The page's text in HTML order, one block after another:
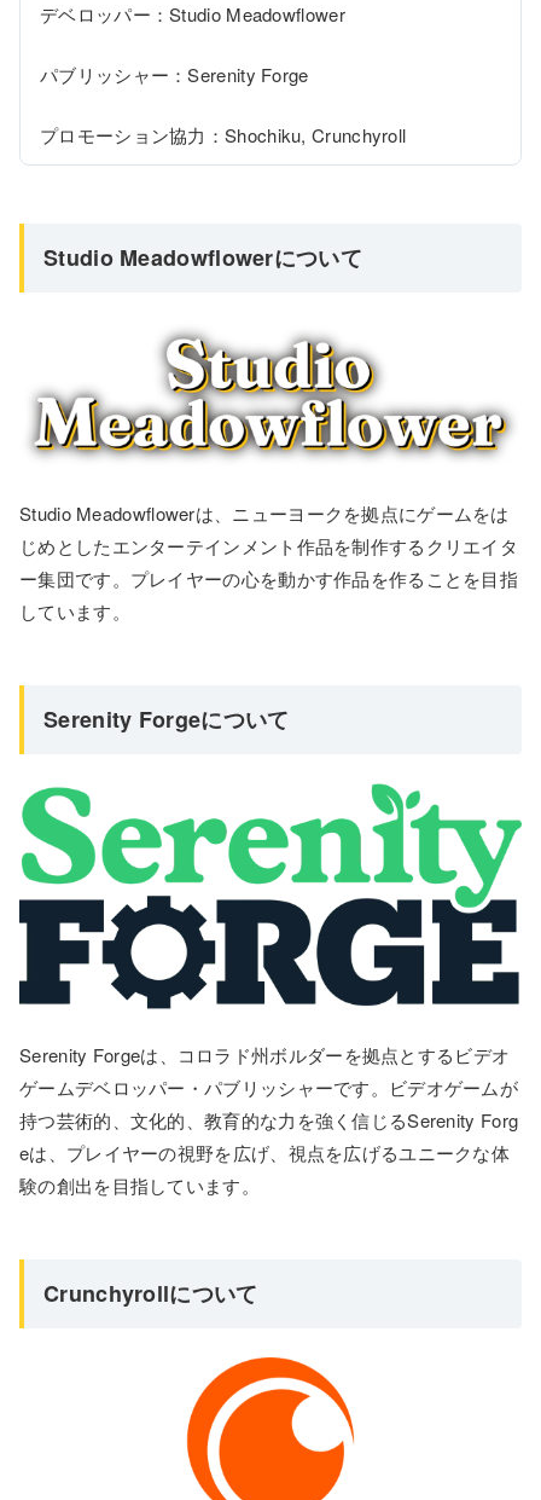
デベロッパー：Studio Meadowflower
パブリッシャー：Serenity Forge
プロモーション協力：Shochiku, Crunchyroll
Studio Meadowflowerについて
Studio Meadowflowerは、ニューヨークを拠点にゲームをは
じめとしたエンターテインメント作品を制作するクリエイタ
ー集団です。プレイヤーの心を動かす作品を作ることを目指
しています。
Serenity Forgeについて
Serenity Forgeは、コロラド州ボルダーを拠点とするビデオ
ゲームデベロッパー・パブリッシャーです。ビデオゲームが
持つ芸術的、文化的、教育的な力を強く信じるSerenity Forg
eは、プレイヤーの視野を広げ、視点を広げるユニークな体
験の創出を目指しています。
Crunchyrollについて